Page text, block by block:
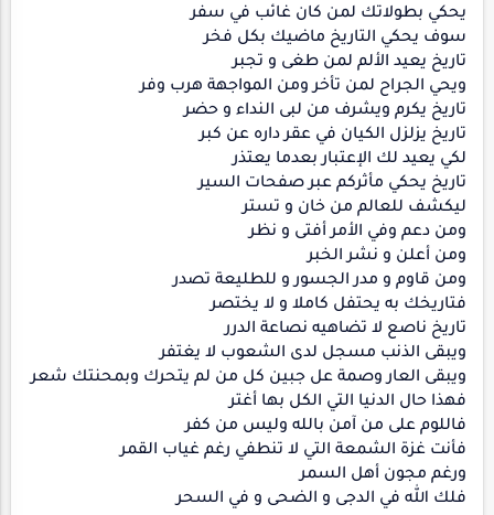
يحكي بطولاتك لمن كان غائب في سفر
سوف يحكي التاريخ ماضيك بكل فخر
تاريخ يعيد الألم لمن طغى و تجبر
ويحي الجراح لمن تأخر ومن المواجهة هرب وفر
تاريخ يكرم ويشرف من لبى النداء و حضر
تاريخ يزلزل الكيان في عقر داره عن كبر
لكي يعيد لك الإعتبار بعدما يعتذر
تاريخ يحكي مأثركم عبر صفحات السير
ليكشف للعالم من خان و تستر
ومن دعم وفي الأمر أفتى و نظر
ومن أعلن و نشر الخبر
ومن قاوم و مدر الجسور و للطليعة تصدر
فتاريخك به يحتفل كاملا و لا يختصر
تاريخ ناصع لا تضاهيه نصاعة الدرر
ويبقى الذنب مسجل لدى الشعوب لا يغتفر
ويبقى العار وصمة عل جبين كل من لم يتحرك وبمحنتك شعر
فهذا حال الدنيا التي الكل بها أغتر
فاللوم على من آمن بالله وليس من كفر
فأنت غزة الشمعة التي لا تنطفي رغم غياب القمر
ورغم مجون أهل السمر
فلك الله في الدجى و الضحى و في السحر